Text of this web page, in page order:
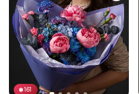
161